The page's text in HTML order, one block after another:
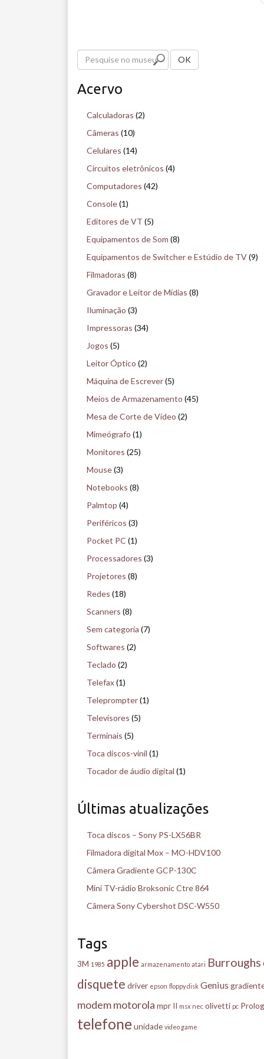
s
OK
Acervo
Calculadoras (2)
Câmeras (10)
Celulares (14)
Circuitos eletrônicos (4)
Computadores (42)
Console(1)
Editores de VT (5)
Equipamentos de Som (8)
Equipamentos de Switcher e Estúdio de TV(9)
Filmadoras (8)
Gravador e Leitor de Mídias (8)
Iluminação (3)
Impressoras (34)
Jogos (5)
Leitor Óptico (2)
Máquina de Escrever(5)
Meios de Armazenamento (45)
Mesa de Corte de Vídeo (2)
Mimeógrafo (1)
Monitores (25)
Mouse(3)
Notebooks (8)
Palmtop (4)
Periféricos (3)
Pocket PC (1)
Processadores (3)
Projetores (8)
Redes (18)
Scanners (8)
Sem categoria (7)
Softwares (2)
Teclado (2)
Telefax(1)
Teleprompter(1)
Televisores (5)
Terminais (5)
Toca discos-vinil (1)
Tocador de áudio digital (1)
Últimas atualizações
Toca discos – Sony PS-LX56BR
Filmadora digital Mox – MO-HDV100
Câmera Gradiente GCP-130C
Mini TV-rádio Broksonic Ctre 864
Câmera Sony Cybershot DSC-W550
Tags
3M 1985 apple armazenamento atari Burroughs
disquete driver epson floppy disk Genius
modemmotorola mpr II msx nec olivetti pc
telefoneunidade video game